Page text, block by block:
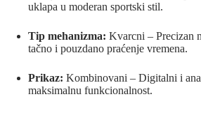
uklapa u moderan sportski stil.
Tip mehanizma: Kvarcni – Precizan
tačno i pouzdano praćenje vremena.
Prikaz: Kombinovani – Digitalni i
maksimalnu funkcionalnost.